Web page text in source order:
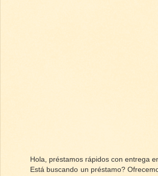
Hola, préstamos rápidos con entrega
Está buscando un préstamo?